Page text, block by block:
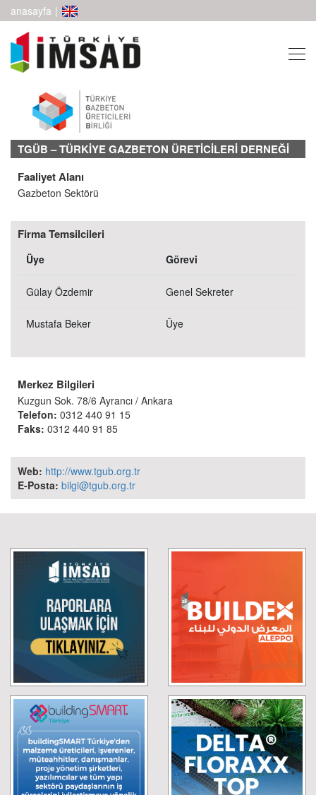
anasayfa |
TGÜB – TÜRKİYE GAZBETON ÜRETİCİLERİ DERNEĞİ
Faaliyet Alanı
Gazbeton Sektörü
Firma Temsilcileri
Üye Görevi
Gülay Özdemir Genel Sekreter
Mustafa Beker Üye
Merkez Bilgileri
Kuzgun Sok. 78/6 Ayrancı / Ankara
Telefon: 0312 440 91 15
Faks: 0312 440 91 85
Web: http://www.tgub.org.tr
E-Posta: bilgi@tgub.org.tr